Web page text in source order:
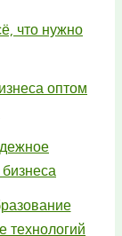
что нужно
оптом
технологий